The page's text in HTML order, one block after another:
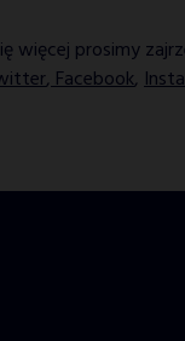
więcej prosimy
,Facebook,